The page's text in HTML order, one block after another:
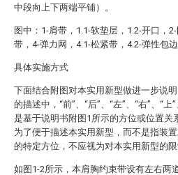
中段向上下两端平铺）。
图中：1-肩带，1.1-软垫层，1.2-开口，
带，4-弹力网，4.1-松紧带，4.2-弹性包边
具体实施方式
下面结合附图对本实用新型做进一步说
的描述中，“前”、“后”、“左”、“右”、“上
是基于说明书附图1所示的方位或位置关
为了便于描述本实用新型，而不是指装
的特定方位，不应视为对本实用新型的限
如图1-2所示，本肩胸约束带设有左右两